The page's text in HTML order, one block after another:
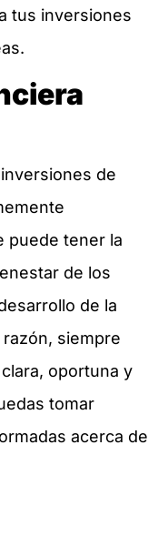
tus inversiones
de
puede tener la
de los
de la
siempre
oportuna y
tomar
acerca de